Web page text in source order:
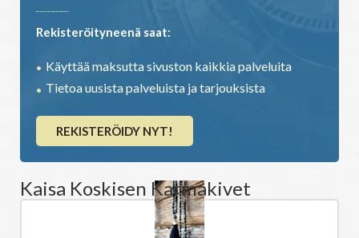
Rekisteröityneenä saat:
Käyttää maksutta sivuston kaikkia palveluita
Tietoa uusista palveluista ja tarjouksista
REKISTERÖIDY NYT!
Kaisa Koskisen Karmakivet